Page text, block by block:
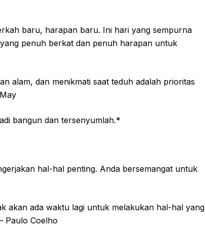
baru, harapan baru. Ini hari yang sempurna
penuh berkat dan penuh harapan untuk
alam, dan menikmati saat teduh adalah prioritas
bangun dan tersenyumlah.*
hal-hal penting. Anda bersemangat untuk
akan ada waktu lagi untuk melakukan hal-hal yang
Paulo Coelho